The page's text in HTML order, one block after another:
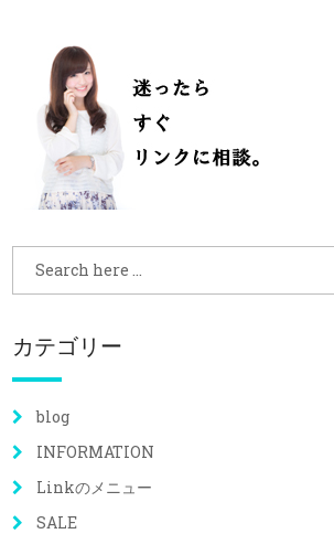
カテゴリー
blog
INFORMATION
Linkのメニュー
SALE